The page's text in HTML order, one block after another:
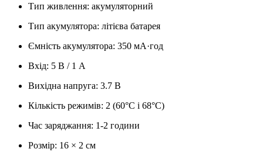
Тип живлення: акумуляторний
Тип акумулятора: літієва батарея
Ємність акумулятора: 350 мА·год
Вхід: 5 В / 1 А
Вихідна напруга: 3.7 В
Кількість режимів: 2 (60°C і 68°C)
Час заряджання: 1-2 години
Розмір: 16 × 2 см